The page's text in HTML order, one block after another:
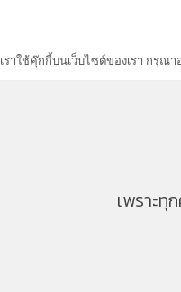
เราใช้คุ๊กกี้บนเว็บไซต์ของเรา กรุณ
เพราะทุ